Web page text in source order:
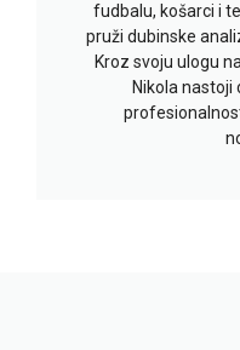
fudbalu, košarci i
pruži dubinske
Kroz svoju ulogu
Nikola nastoji